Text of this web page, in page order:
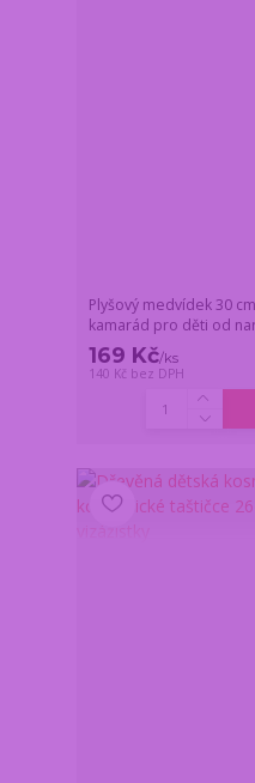
Plyšový medvídek 30
kamarád pro děti od
169 Kč/ks
140 Kč bez DPH